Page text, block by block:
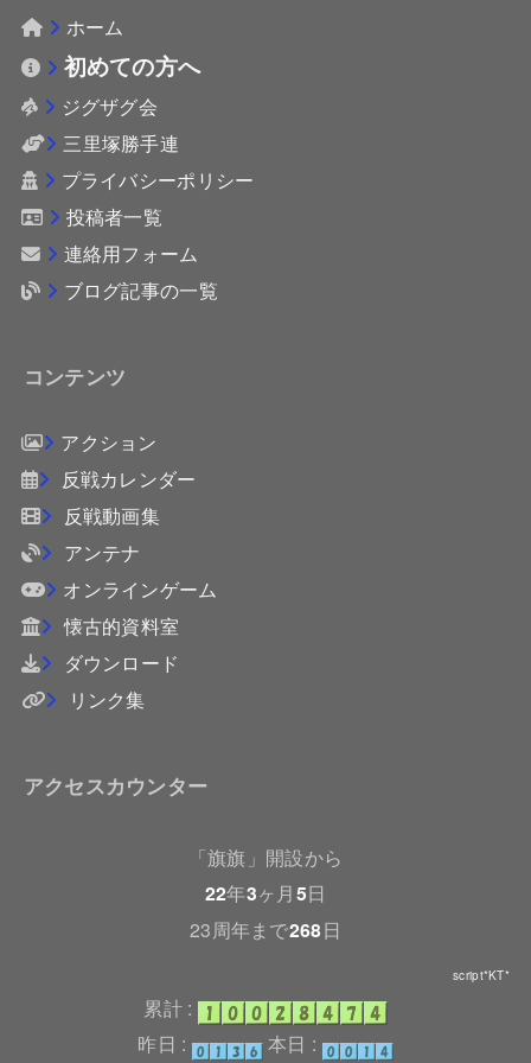
ホーム
初めての方へ
ジグザグ会
三里塚勝手連
プライバシーポリシー
投稿者一覧
連絡用フォーム
ブログ記事の一覧
コンテンツ
アクション
反戦カレンダー
反戦動画集
アンテナ
オンラインゲーム
懐古的資料室
ダウンロード
リンク集
アクセスカウンター
「旗旗」開設から
22年3ヶ月5日
23周年まで268日
script*KT*
累計 :
昨日 :
本日 :